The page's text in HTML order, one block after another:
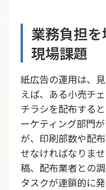
業務負担
現場課題
紙広告の運用は、
えば、ある小売チ
チラシを配布する
ーケティング部門
が、印刷部数や配
せなければなりま
稿、配布業者との
タスクが連鎖的に発